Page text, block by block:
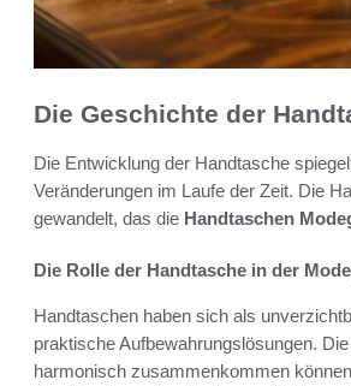
Die Geschichte der
Die Entwicklung der Handtasche
Veränderungen im Laufe der Zeit. Die
gewandelt, das die Handtaschen
Die Rolle der Handtasche in der
Handtaschen haben sich als
praktische Aufbewahrungslösungen. Die
harmonisch zusammenkommen